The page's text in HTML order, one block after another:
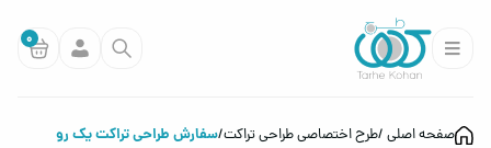
0
صفحه اصلی طرح اختصاصی طراحی تراکت سفارش طراحی تراکت یک رو